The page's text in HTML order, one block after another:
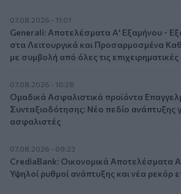
07.08.2026 - 11:01
Generali: Αποτελέσματα Α' Εξαμήνου -
στα Λειτουργικά και Προσαρμοσμένα
με συμβολή από όλες τις
07.08.2026 - 10:28
Ομαδικά Ασφαλιστικά προϊόντα
Συνταξιοδότησης: Νέο πεδίο ανάπτυξης
ασφαλιστές
07.08.2026 - 09:23
CrediaBank: Οικονομικά Αποτελέσματα
Υψηλοί ρυθμοί ανάπτυξης και νέα ρεκόρ